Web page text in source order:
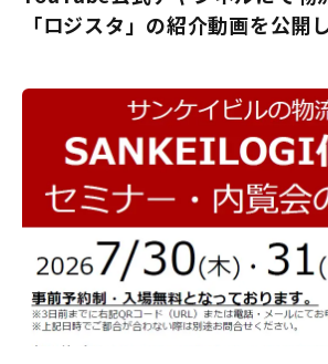
「ロジスタ」の紹介動画を公開